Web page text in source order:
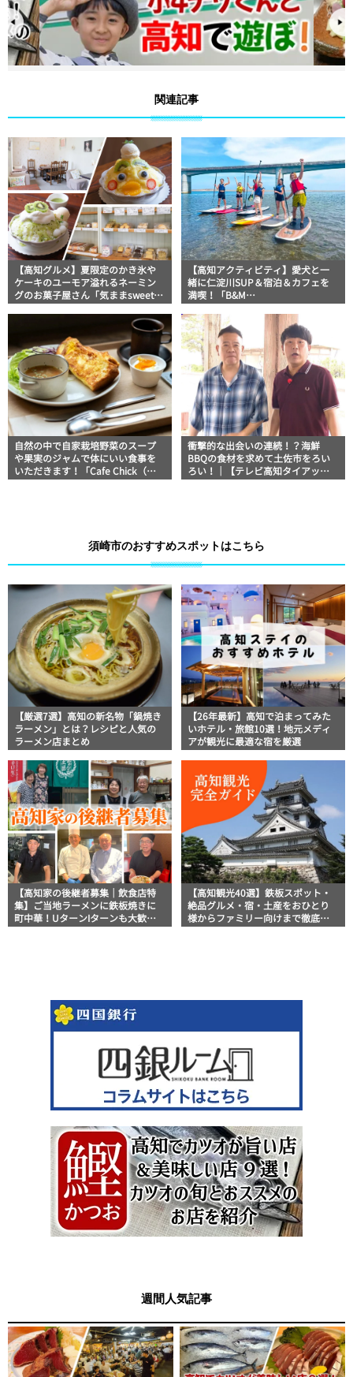
関連記事
【高知グルメ】夏限定のかき氷や
ケーキのユーモア溢れるネーミン
グのお菓子屋さん「気ままsweets
【高知アクティビティ】愛犬と一
緒に仁淀川SUP＆宿泊＆カフェを
満喫！「B&M
自然の中で自家栽培野菜のスープ
や果実のジャムで体にいい食事を
いただきます！「Cafe Chick（カ
衝撃的な出会いの連続！？海鮮
BBQの食材を求めて土佐市をろい
ろい！｜【テレビ高知タイアップ
須崎市のおすすめスポットはこちら
【厳選7選】高知の新名物「鍋焼き
ラーメン」とは？レシピと人気の
ラーメン店まとめ
【26年最新】高知で泊まってみた
いホテル・旅館10選！地元メディ
アが観光に最適な宿を厳選
【高知家の後継者募集｜飲食店特
集】ご当地ラーメンに鉄板焼きに
町中華！UターンIターンも大歓
【高知観光40選】鉄板スポット・
絶品グルメ・宿・土産をおひとり
様からファミリー向けまで徹底解
週間人気記事